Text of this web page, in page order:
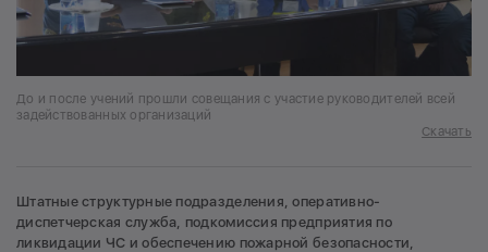
До и после учений прошли совещания с участие руководителей всей
задействованных организаций
Скачать
Штатные структурные подразделения, оперативно-
диспетчерская служба, подкомиссия предприятия по
ликвидации ЧС и обеспечению пожарной безопасности,